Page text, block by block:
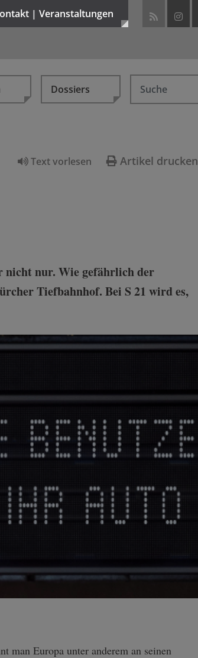
| Veranstaltungen
Dossiers
Text vorlesen Artikel drucken
nicht nur. Wie gefährlich der
Tiefbahnhof. Bei S 21 wird es,
man Europa unter anderem an seinen